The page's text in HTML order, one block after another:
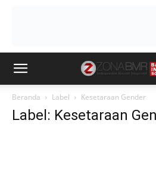
Beranda Label Kesetaraan Gender
Label: Kesetaraan